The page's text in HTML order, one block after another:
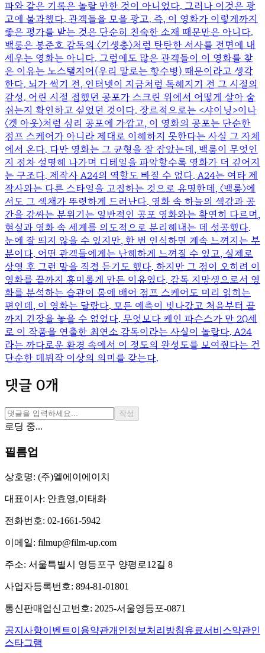
파와 같은 기록은 놀랄 만한 것이 아니었다. 그러나 이것은 광
고에 불과했다. 관객들을 모을 광고. 즉, 이 영화가 이렇게까지
좋은 평가를 받는 것은 단순히 친숙한 소재 때문만은 아니다.
백룸은 봉준호 감독의 〈기생충〉처럼 탄탄한 서사를 전면에 내
세우는 영화는 아니다. 그럼에도 많은 관객들이 이 영화를 찾
은 이유는 노스탤지어(우리 말로는 향수병) 때문이라고 생각
한다. 뇌가 썩기 전, 인터넷이 지금처럼 독해지기 전 그 시절의
감성. 어린 시절 접했던 공포가 스크린 위에서 어떻게 살아 숨
쉬는지 확인하고 싶었던 것이다. 장르적으로는 <샤이닝>이나
〈겟 아웃〉처럼 심리 공포에 가깝고, 이 영화의 공포는 단순한
점프 스케어가 아니라 제대로 이해하지 못한다는 사실 그 자체
에서 온다. 다만 영화는 그 균형을 잘 잡았는데, 백룸이 무엇인
지 점차 설명해 나가며 디테일을 파악할수록 영화가 더 깊어지
는 구조다. 제작사 A24의 역할도 빠질 수 없다. A24는 여타 제
작사와는 다른 스타일을 고집하는 것으로 유명한데, 〈백룸〉에
서도 그 색채가 뚜렷하게 드러난다. 영화 속 하늘의 색감과 공
간을 감싸는 분위기는 일반적인 공포 영화와는 확연히 다르며,
현실과 영화 속 세계를 의도적으로 분리해내는 데 성공했다.
눈에 잘 띄지 않을 수 있지만, 한 번 인식하면 계속 느껴지는 부
분이다. 어떤 관객들에게는 난해하게 느껴질 수 있고, 실제로
상영 후 그런 말을 직접 듣기도 했다. 하지만 그 점이 오히려 이
영화를 끝까지 흥미롭게 만든 이유였다. 감독 지망생으로서 영
화를 분석하는 습관이 몸에 배어 점프 스케어도 미리 읽히는
편인데, 이 영화는 달랐다. 모든 예측이 빗나갔고 처음부터 끝
까지 긴장을 놓을 수 없었다. 무엇보다 케인 파슨스가 만 20세
로 이 작품을 연출한 최연소 감독이라는 사실이 놀랍다. A24
라는 까다로운 환경 속에서 이 정도의 완성도를 보여줬다는 건
단순한 데뷔작 이상의 의미를 갖는다.
댓글 0개
작성
로딩 중...
필름업
상호명: (주)엘에이에이치
대표이사: 안효영,이태화
전화번호: 02-1661-5942
이메일: filmup@film-up.com
주소: 서울특별시 영등포구 양평로12길 8
사업자등록번호: 894-81-01801
통신판매업신고번호: 2025-서울영등포-0871
공지사항이벤트이용약관개인정보처리방침유료서비스약관인
스타그램